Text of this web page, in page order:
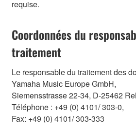
requise.
Coordonnées du
traitement
Le responsable du traitement des
Yamaha Music Europe GmbH,
Siemensstrasse 22-34, D-25462
Téléphone : +49 (0) 4101/ 303-0,
Fax: +49 (0) 4101/ 303-333